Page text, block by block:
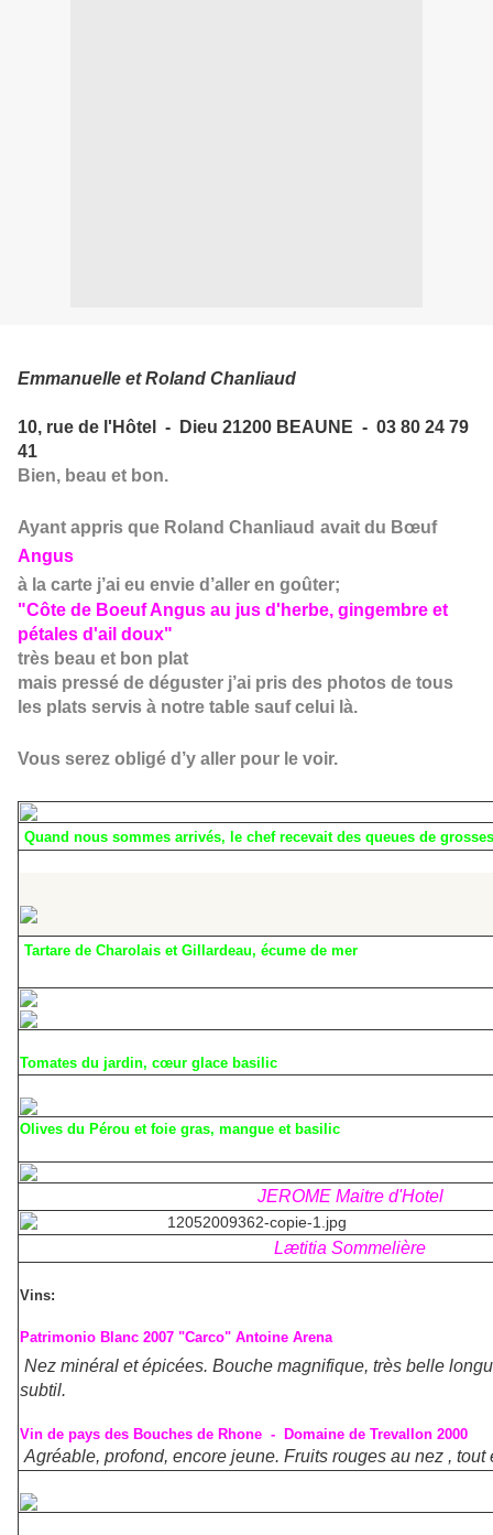
Emmanuelle et Roland Chanliaud
10, rue de l'Hôtel - Dieu 21200 BEAUNE - 03 80 24 79
41
Bien, beau et bon.
Ayant appris que Roland Chanliaud avait du Bœuf
Angus
à la carte j’ai eu envie d’aller en goûter;
"Côte de Boeuf Angus au jus d'herbe, gingembre et
pétales d'ail doux"
très beau et bon plat
mais pressé de déguster j’ai pris des photos de tous
les plats servis à notre table sauf celui là.
Vous serez obligé d’y aller pour le voir.
Quand nous sommes arrivés, le chef recevait des queues de
Tartare de Charolais et Gillardeau, écume de mer
Tomates du jardin, cœur glace basilic
Olives du Pérou et foie gras, mangue et basilic
JEROME Maitre d'Hotel
Lætitia Sommelière
Vins:
Patrimonio Blanc 2007 "Carco" Antoine Arena
Nez minéral et épicées. Bouche magnifique, très belle
subtil.
Vin de pays des Bouches de Rhone - Domaine de Trevallon 2000
Agréable, profond, encore jeune. Fruits rouges au nez , tout